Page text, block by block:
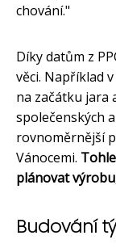
chování."
Díky datům z
věci. Například
na začátku jara
společenských
rovnoměrnější
Vánocemi.
plánovat
Budování